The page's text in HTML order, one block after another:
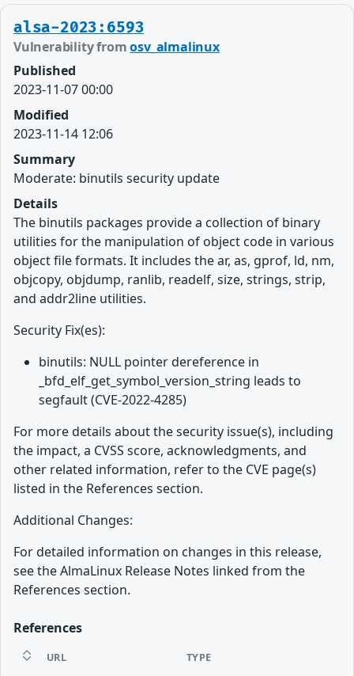
alsa-2023:6593
Vulnerability fromosv_almalinux
Published
2023-11-07 00:00
Modified
2023-11-14 12:06
Summary
Moderate: binutils security update
Details
The binutils packages provide a collection of binary
utilities for the manipulation of object code in various
object file formats. It includes the ar, as, gprof, ld, nm,
objcopy, objdump, ranlib, readelf, size, strings, strip,
and addr2line utilities.
Security Fix(es):
binutils: NULL pointer dereference in
_bfd_elf_get_symbol_version_string leads to
segfault (CVE-2022-4285)
For more details about the security issue(s), including
the impact, a CVSS score, acknowledgments, and
other related information, refer to the CVE page(s)
listed in the References section.
Additional Changes:
For detailed information on changes in this release,
see the AlmaLinux Release Notes linked from the
References section.
References
URL TYPE